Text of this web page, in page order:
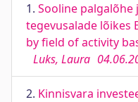
1. Sooline palgalõhe
tegevusalade lõikes
by field of activity
Luks, Laura
2. Kinnisvara